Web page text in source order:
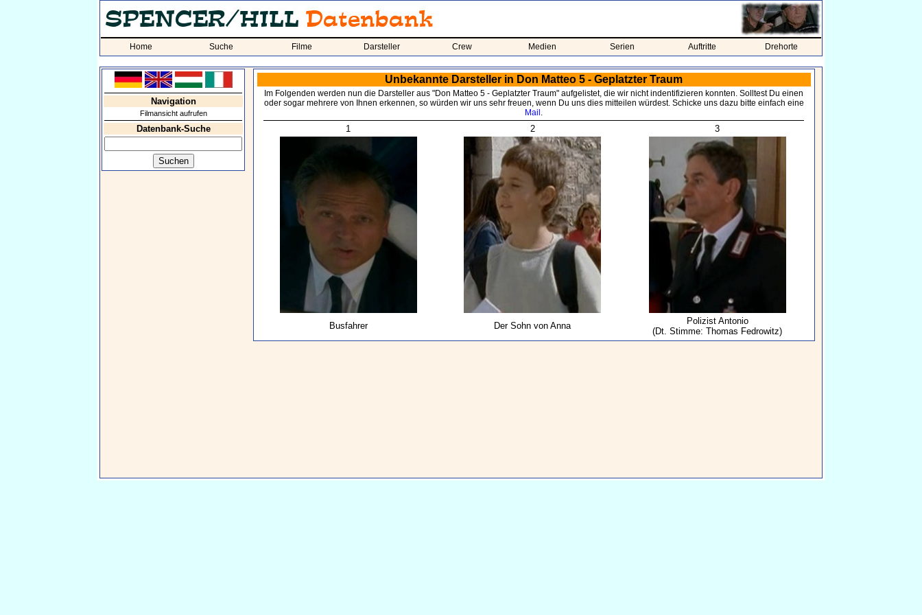
Home Suche Filme Darsteller Crew Medien Serien Auftritte Drehorte
Navigation
Filmansicht aufrufen
Datenbank-Suche
Unbekannte Darsteller in Don Matteo 5 - Geplatzter Traum
Im Folgenden werden nun die Darsteller aus "Don Matteo 5 - Geplatzter Traum" aufgelistet, die wir nicht indentifizieren konnten. Solltest Du einen
oder sogar mehrere von Ihnen erkennen, so würden wir uns sehr freuen, wenn Du uns dies mitteilen würdest. Schicke uns dazu bitte einfach eine
Mail .
1 2 3
Busfahrer Der Sohn von Anna
Polizist Antonio
(Dt. Stimme: Thomas Fedrowitz)